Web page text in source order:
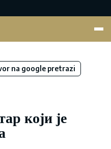
na google pretrazi
који је